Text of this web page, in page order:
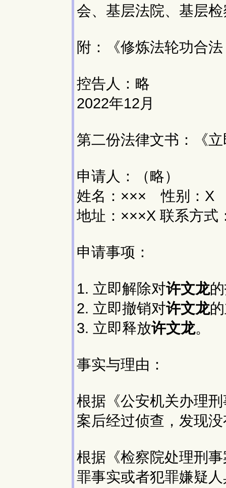
会、基层法院、基层
附：《修炼法轮功合
控告人：略
2022年12月
第二份法律文书：《
申请人：（略）
姓名：××× 性别：X
地址：×××X 联系方式
申请事项：
1. 立即解除对许文龙
2. 立即撤销对许文龙
3. 立即释放许文龙。
事实与理由：
根据《公安机关办理
案后经过侦查，发现
根据《检察院处理刑
罪事实或者犯罪嫌疑